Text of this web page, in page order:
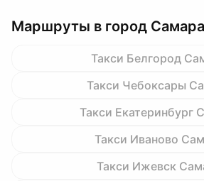
Маршруты в город Самара
Такси Белгород
Такси Чебоксары
Такси Екатеринбург
Такси Иваново
Такси Ижевск